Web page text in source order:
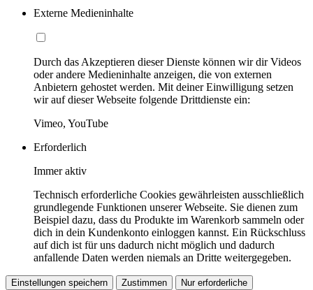
Externe Medieninhalte
Durch das Akzeptieren dieser Dienste können wir dir Videos
oder andere Medieninhalte anzeigen, die von externen
Anbietern gehostet werden. Mit deiner Einwilligung setzen
wir auf dieser Webseite folgende Drittdienste ein:
Vimeo, YouTube
Erforderlich
Immer aktiv
Technisch erforderliche Cookies gewährleisten ausschließlich
grundlegende Funktionen unserer Webseite. Sie dienen zum
Beispiel dazu, dass du Produkte im Warenkorb sammeln oder
dich in dein Kundenkonto einloggen kannst. Ein Rückschluss
auf dich ist für uns dadurch nicht möglich und dadurch
anfallende Daten werden niemals an Dritte weitergegeben.
Einstellungen speichern Zustimmen Nur erforderliche